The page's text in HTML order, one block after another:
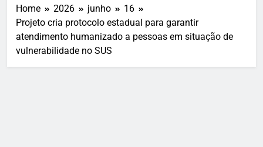
Home 2026 junho
16
Projeto cria protocolo estadual para garantir
atendimento humanizado a pessoas em situação de
vulnerabilidade no SUS